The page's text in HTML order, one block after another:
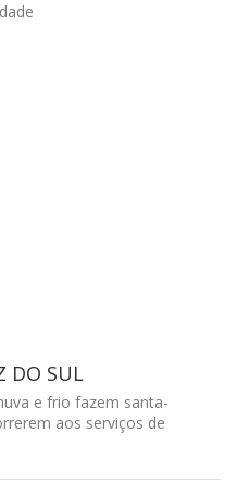
DO SUL
e frio fazem santa-
aos serviços de